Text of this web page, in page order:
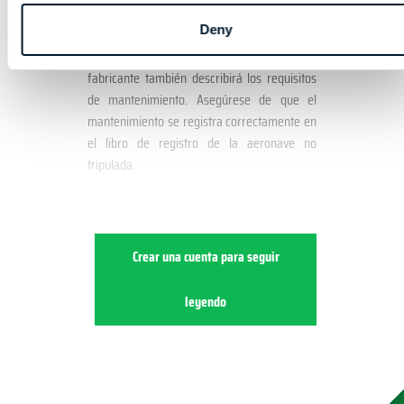
Deny
ejemplo, en una hélice, puede hacer que la
aeronave no tripulada se desequilibre y se
vuelva incontrolable. En el manual, el
fabricante también describirá los requisitos
de mantenimiento. Asegúrese de que el
mantenimiento se registra correctamente en
el libro de registro de la aeronave no
tripulada.
Crear una cuenta para seguir
leyendo